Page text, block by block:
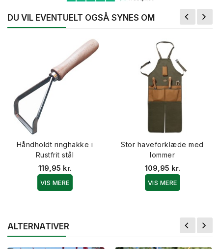
DU VIL EVENTUELT OGSÅ SYNES OM
Håndholdt ringhakke i
Rustfrit stål
119,95 kr.
VIS MERE
Stor haveforklæde med
lommer
109,95 kr.
VIS MERE
ALTERNATIVER